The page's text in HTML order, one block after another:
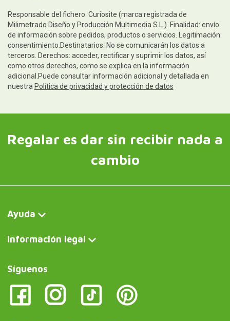
Responsable del fichero: Curiosite (marca registrada de
Milimetrado Diseño y Producción Multimedia S.L.). Finalidad: envío
de información sobre pedidos, productos o servicios. Legitimación:
consentimiento.Destinatarios: No se comunicarán los datos a
terceros. Derechos: acceder, rectificar y suprimir los datos, así
como otros derechos, como se explica en la información
adicional.Puede consultar información adicional y detallada en
nuestra Política de privacidad y protección de datos
Regalar es dar sin recibir nada a
cambio
Ayuda
Información legal
Síguenos